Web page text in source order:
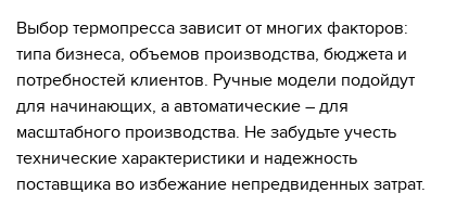
Выбор термопресса зависит от многих факторов:
типа бизнеса, объемов производства, бюджета и
потребностей клиентов. Ручные модели подойдут
для начинающих, а автоматические – для
масштабного производства. Не забудьте учесть
технические характеристики и надежность
поставщика во избежание непредвиденных затрат.